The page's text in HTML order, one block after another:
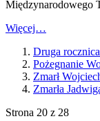
Międzynarodowego
Więcej…
Druga
Pożegnanie
Zmarł
Zmarła
Strona 20 z 28